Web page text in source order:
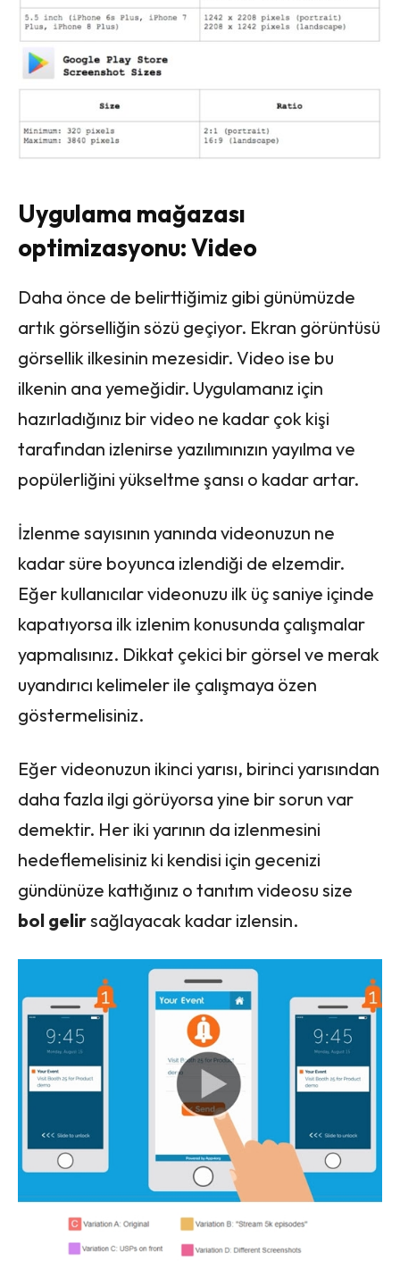
Uygulama mağazası
optimizasyonu: Video
Daha önce de belirttiğimiz gibi günümüzde
artık görselliğin sözü geçiyor. Ekran görüntüsü
görsellik ilkesinin mezesidir. Video ise bu
ilkenin ana yemeğidir. Uygulamanız için
hazırladığınız bir video ne kadar çok kişi
tarafından izlenirse yazılımınızın yayılma ve
popülerliğini yükseltme şansı o kadar artar.
İzlenme sayısının yanında videonuzun ne
kadar süre boyunca izlendiği de elzemdir.
Eğer kullanıcılar videonuzu ilk üç saniye içinde
kapatıyorsa ilk izlenim konusunda çalışmalar
yapmalısınız. Dikkat çekici bir görsel ve merak
uyandırıcı kelimeler ile çalışmaya özen
göstermelisiniz.
Eğer videonuzun ikinci yarısı, birinci yarısından
daha fazla ilgi görüyorsa yine bir sorun var
demektir. Her iki yarının da izlenmesini
hedeflemelisiniz ki kendisi için gecenizi
gündünüze kattığınız o tanıtım videosu size
bol gelirsağlayacak kadar izlensin.